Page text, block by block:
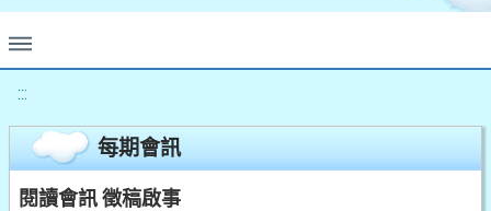
:::
每期會訊
閱讀會訊 徵稿啟事